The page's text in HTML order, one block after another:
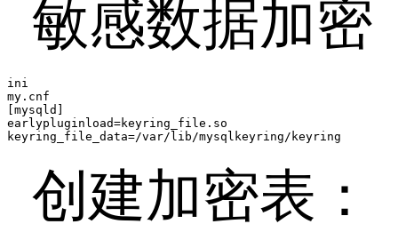
敏感数据加密
ini
my.cnf
[mysqld]
earlypluginload=keyring_file.so
keyring_file_data=/var/lib/mysqlkeyring/keyring
创建加密表：